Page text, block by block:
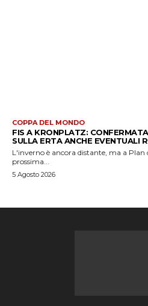
COPPA DEL MONDO
FIS A KRONPLATZ:
SULLA ERTA ANCHE EVENTUALI
L'inverno è ancora distante, ma a Plan
prossima...
5 Agosto 2026